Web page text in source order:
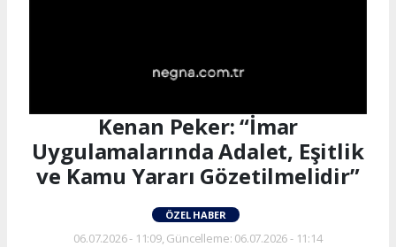
Kenan Peker: “İmar
Uygulamalarında Adalet, Eşitlik
ve Kamu Yararı Gözetilmelidir”
ÖZEL HABER
06.07.2026 - 11:09, Güncelleme: 06.07.2026 - 11:14